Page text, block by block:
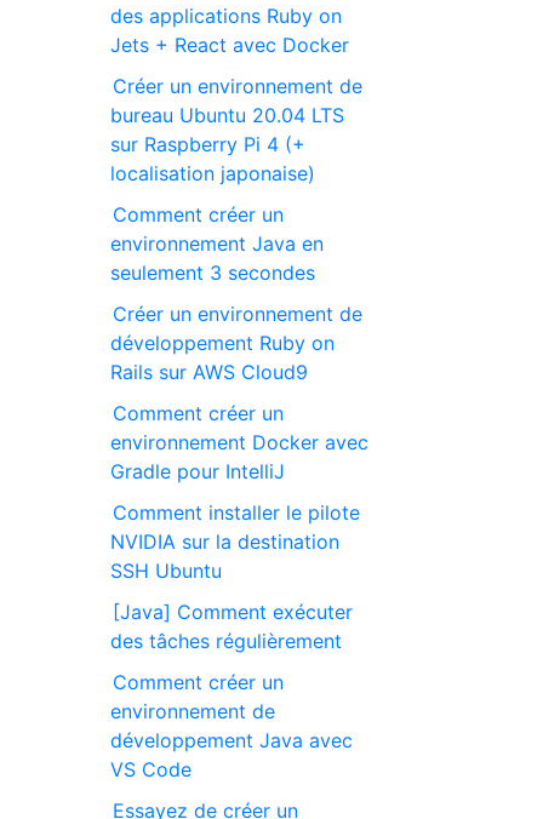
des applications Ruby on
Jets + React avec Docker
Créer un environnement de
bureau Ubuntu 20.04 LTS
sur Raspberry Pi 4 (+
localisation japonaise)
Comment créer un
environnement Java en
seulement 3 secondes
Créer un environnement de
développement Ruby on
Rails sur AWS Cloud9
Comment créer un
environnement Docker avec
Gradle pour IntelliJ
Comment installer le pilote
NVIDIA sur la destination
SSH Ubuntu
[Java] Comment exécuter
des tâches régulièrement
Comment créer un
environnement de
développement Java avec
VS Code
Essayez de créer un